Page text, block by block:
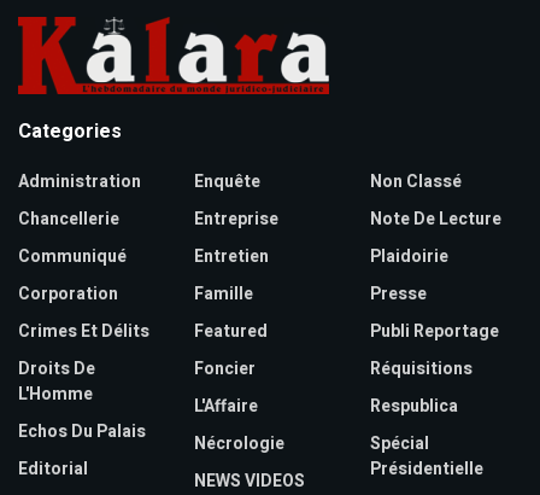
Categories
Administration
Chancellerie
Communiqué
Corporation
Crimes Et Délits
Droits De
L'Homme
Echos Du Palais
Editorial
Enquête
Entreprise
Entretien
Famille
Featured
Foncier
L'Affaire
Nécrologie
NEWS VIDEOS
Non Classé
Note De Lecture
Plaidoirie
Presse
Publi Reportage
Réquisitions
Respublica
Spécial
Présidentielle